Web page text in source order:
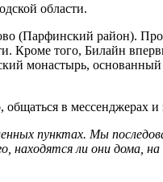
области.
(Парфинский район).
Кроме того, Билайн
монастырь,
в мессенджерах
пунктах. Мы
находятся ли они дома,